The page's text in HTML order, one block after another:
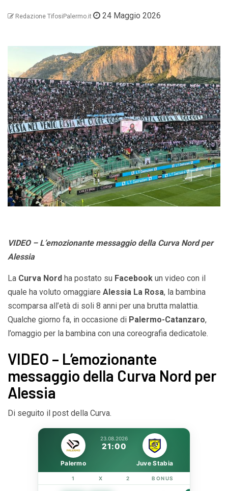
Redazione TifosiPalermo.it 24 Maggio 2026
VIDEO – L’emozionante messaggio della Curva Nord per
Alessia
La Curva Nord ha postato su Facebook un video con il
quale ha voluto omaggiare Alessia La Rosa, la bambina
scomparsa all’età di soli 8 anni per una brutta malattia.
Qualche giorno fa, in occasione di Palermo-Catanzaro,
l’omaggio per la bambina con una coreografia dedicatole.
VIDEO – L’emozionante
messaggio della Curva Nord per
Alessia
Di seguito il post della Curva.
23.08.2026
21:00
Palermo Juve Stabia
1 X 2 BONUS